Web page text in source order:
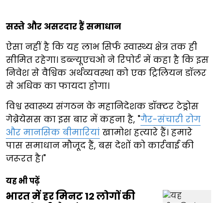
सस्ते और असरदार हैं समाधान
ऐसा नहीं है कि यह लाभ सिर्फ स्वास्थ्य क्षेत्र तक ही
सीमित रहेगा। डब्ल्यूएचओ ने रिपोर्ट में कहा है कि इस
निवेश से वैश्विक अर्थव्यवस्था को एक ट्रिलियन डॉलर
से अधिक का फायदा होगा।
विश्व स्वास्थ्य संगठन के महानिदेशक डॉक्टर टेड्रोस
गेब्रेयेसस का इस बार में कहना है, "गैर-संचारी रोग
और मानसिक बीमारियां खामोश हत्यारे हैं। हमारे
पास समाधान मौजूद हैं, बस देशों को कार्रवाई की
जरूरत है।"
यह भी पढ़ें
भारत में हर मिनट 12 लोगों की